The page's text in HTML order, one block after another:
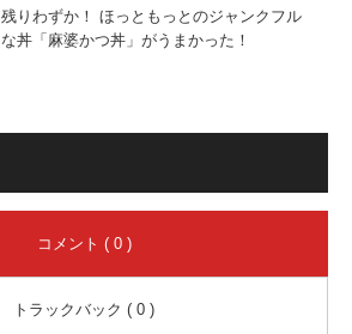
残りわずか！ ほっともっとのジャンクフル
な丼「麻婆かつ丼」がうまかった！
コメント ( 0 )
トラックバック ( 0 )